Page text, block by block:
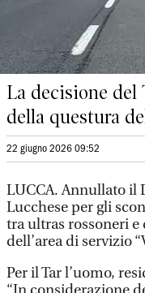
La decisione
della questura
22 giugno 2026 09:52
LUCCA. Annullato il
Lucchese per gli
tra ultras rossoneri e
dell’area di servizio
Per il Tar l’uomo,